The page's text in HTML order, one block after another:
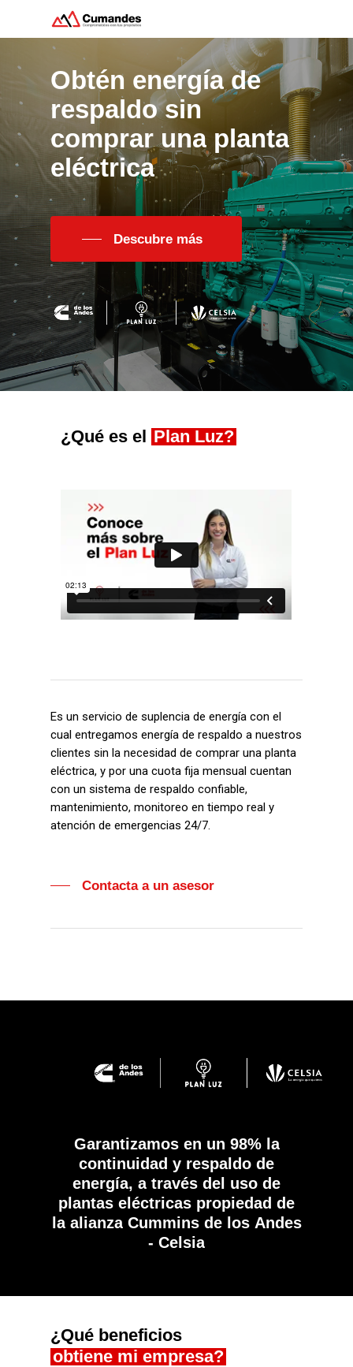
Hit enter to search or ESC to close
Obtén energía de
respaldo sin
comprar una planta
eléctrica
Descubre más
¿Qué es el Plan Luz?
Es un servicio de suplencia de energía con el
cual entregamos energía de respaldo a nuestros
clientes sin la necesidad de comprar una planta
eléctrica, y por una cuota fija mensual cuentan
con un sistema de respaldo confiable,
mantenimiento, monitoreo en tiempo real y
atención de emergencias 24/7.
Contacta a un asesor
Garantizamos en un 98% la
continuidad y respaldo de
energía, a través del uso de
plantas eléctricas propiedad de
la alianza Cummins de los Andes
- Celsia
¿Qué beneficios
obtiene mi empresa?